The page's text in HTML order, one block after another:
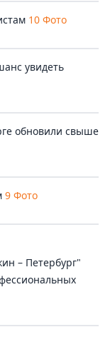
10 Фото
увидеть
обновили свыше
9 Фото
– Петербург"